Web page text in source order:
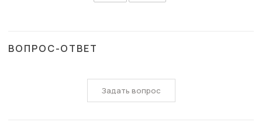
ВОПРОС-ОТВЕТ
Задать вопрос